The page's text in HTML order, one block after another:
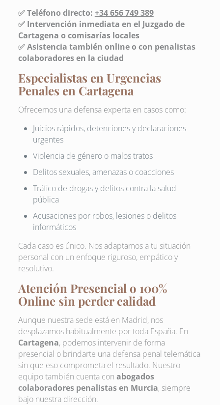
✅ Teléfono directo: +34 656 749 389
✅ Intervención inmediata en el Juzgado de
Cartagena o comisarías locales
✅ Asistencia también online o con penalistas
colaboradores en la ciudad
Especialistas en Urgencias
Penales en Cartagena
Ofrecemos una defensa experta en casos como:
Juicios rápidos, detenciones y declaraciones
urgentes
Violencia de género o malos tratos
Delitos sexuales, amenazas o coacciones
Tráfico de drogas y delitos contra la salud
pública
Acusaciones por robos, lesiones o delitos
informáticos
Cada caso es único. Nos adaptamos a tu situación
personal con un enfoque riguroso, empático y
resolutivo.
Atención Presencial o 100%
Online sin perder calidad
Aunque nuestra sede está en Madrid, nos
desplazamos habitualmente por toda España. En
Cartagena, podemos intervenir de forma
presencial o brindarte una defensa penal telemática
sin que eso comprometa el resultado. Nuestro
equipo también cuenta con abogados
colaboradores penalistas en Murcia, siempre
bajo nuestra dirección.